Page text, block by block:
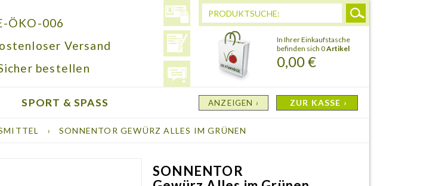
ÖKO-006
Versand
bestellen
SPORT & SPASS
In Ihrer Einkaufstasche
befinden sich 0Artikel
0,00 €
ANZEIGEN › ZUR KASSE ›
› SONNENTOR GEWÜRZ ALLES IM GRÜNEN
SONNENTOR